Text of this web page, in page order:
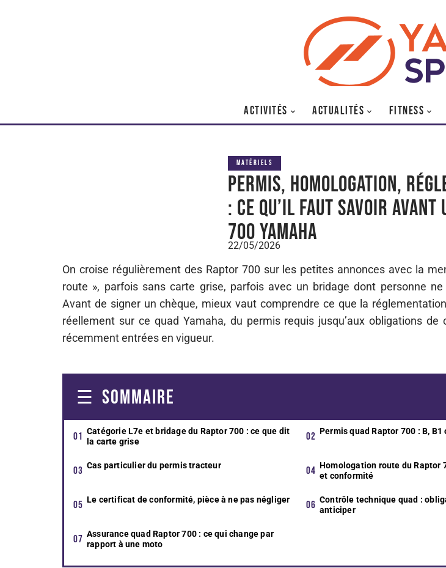
ACTIVITÉS ACTUALITÉS FITNESS
MATÉRIELS
Permis, homologation,
: ce qu’il faut savoir avant
700 Yamaha
22/05/2026
On croise régulièrement des Raptor 700 sur les petites annonces avec la
route », parfois sans carte grise, parfois avec un bridage dont personne
Avant de signer un chèque, mieux vaut comprendre ce que la
réellement sur ce quad Yamaha, du permis requis jusqu’aux obligations de
récemment entrées en vigueur.
SOMMAIRE
Catégorie L7e et bridage du Raptor 700 : ce que dit
la carte grise
Permis quad Raptor 700 : B, B1
Cas particulier du permis tracteur
Homologation route du Raptor
et conformité
Le certificat de conformité, pièce à ne pas négliger
Contrôle technique quad :
anticiper
Assurance quad Raptor 700 : ce qui change par
rapport à une moto